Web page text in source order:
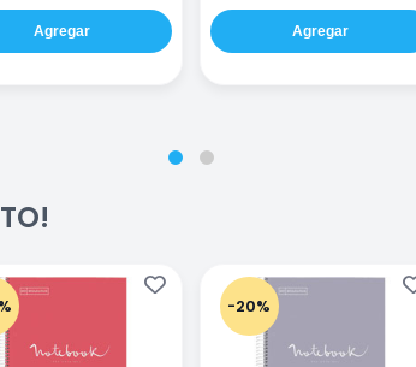
Agregar Agregar
-20%